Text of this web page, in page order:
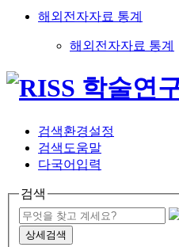
해외전자자료 통계
해외전자자료 통계
검색환경설정
검색도움말
다국어입력
검색
상세검색